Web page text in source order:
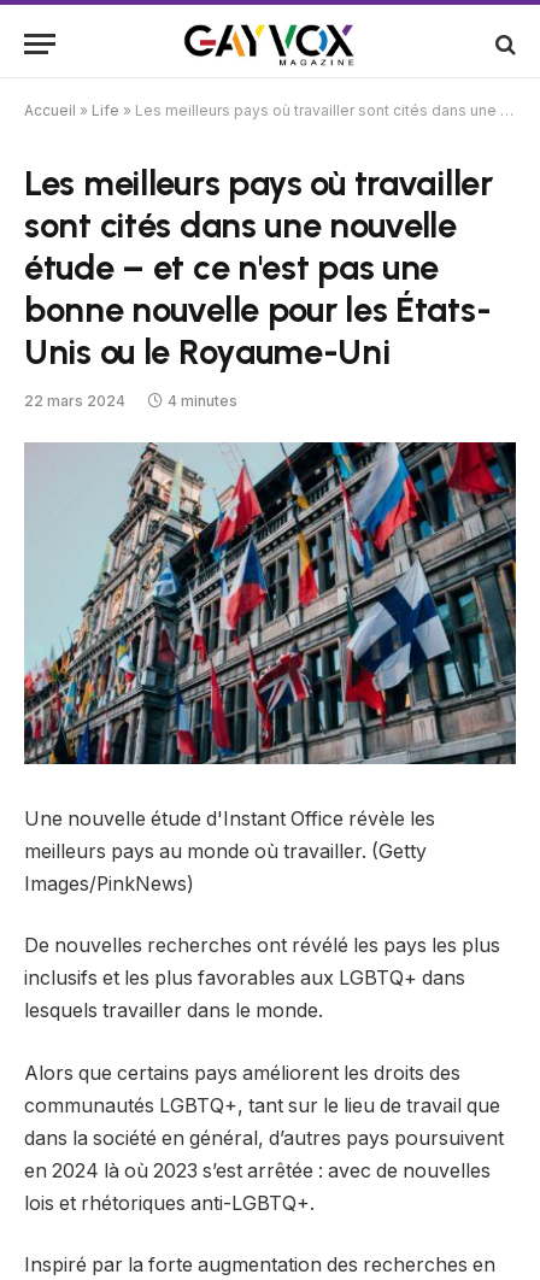
Accueil » Life » Les meilleurs pays où travailler sont cités dans une nouvelle étude – et ce n'est pas une bonne nouvelle pour les États-Unis ou le Royaume-Uni
Les meilleurs pays où travailler
sont cités dans une nouvelle
étude – et ce n'est pas une
bonne nouvelle pour les États-
Unis ou le Royaume-Uni
22 mars 2024 4 minutes
Une nouvelle étude d'Instant Office révèle les
meilleurs pays au monde où travailler. (Getty
Images/PinkNews)
De nouvelles recherches ont révélé les pays les plus
inclusifs et les plus favorables aux LGBTQ+ dans
lesquels travailler dans le monde.
Alors que certains pays améliorent les droits des
communautés LGBTQ+, tant sur le lieu de travail que
dans la société en général, d’autres pays poursuivent
en 2024 là où 2023 s’est arrêtée : avec de nouvelles
lois et rhétoriques anti-LGBTQ+.
Inspiré par la forte augmentation des recherches en